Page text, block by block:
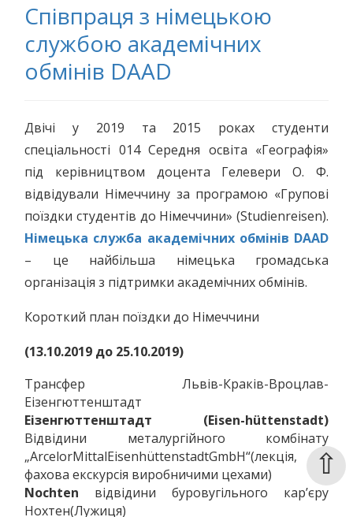
Співпраця з німецькою
службою академічних
обмінів DAAD
Двічі у 2019 та 2015 роках студенти
спеціальності 014 Середня освіта «Географія»
під керівництвом доцента Гелевери О. Ф.
відвідували Німеччину за програмою «Групові
поїздки студентів до Німеччини» (Studienreisen).
Німецька служба академічних обмінів DAAD
– це найбільша німецька громадська
організація з підтримки академічних обмінів.
Короткий план поїздки до Німеччини
(13.10.2019 до 25.10.2019)
Трансфер Львів-Краків-Вроцлав-
Еізенгюттенштадт
Еізенгюттенштадт (Eisen-hüttenstadt)
Відвідини металургійного комбінату
„ArcelorMittalEisenhüttenstadtGmbH“(лекція,
фахова екскурсія виробничими цехами)
Nochten відвідини буровугільного кар’єру
Нохтен(Лужиця)
⇧